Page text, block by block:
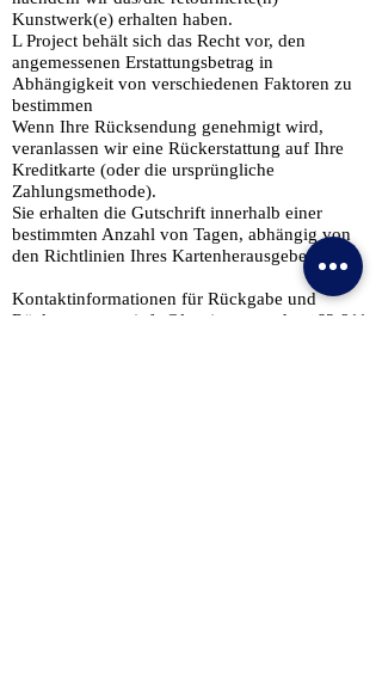
Kunstwerk(e) erhalten haben.
L Project behält sich das Recht vor, den
angemessenen Erstattungsbetrag in
Abhängigkeit von verschiedenen Faktoren zu
bestimmen
Wenn Ihre Rücksendung genehmigt wird,
veranlassen wir eine Rückerstattung auf Ihre
Kreditkarte (oder die ursprüngliche
Zahlungsmethode).
Sie erhalten die Gutschrift innerhalb einer
bestimmten Anzahl von Tagen, abhängig von
den Richtlinien Ihres Kartenherausgebers.
Kontaktinformationen für Rückgabe und
Rückerstattung: info@lproject.net oder
+62 811